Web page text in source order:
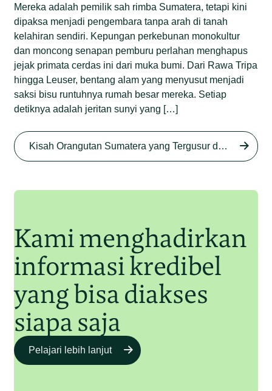
Sumatera di Rawa Tripa
Junaidi Hanafiah 27 Agu 2025
Begini Modus Perburuan
Mereka adalah pemilik sah rimba Sumatera, tetapi kini
dipaksa menjadi pengembara tanpa arah di tanah
kelahiran sendiri. Kepungan perkebunan monokultur
dan moncong senapan pemburu perlahan menghapus
jejak primata cerdas ini dari muka bumi. Dari Rawa Tripa
hingga Leuser, bentang alam yang menyusut menjadi
saksi bisu runtuhnya rumah besar mereka. Setiap
detiknya adalah jeritan sunyi yang […]
Kisah Orangutan Sumatera yang Tergusur dari Rumah Sendiri series
Kami menghadirkan
informasi kredibel
yang bisa diakses
siapa saja
Pelajari lebih lanjut